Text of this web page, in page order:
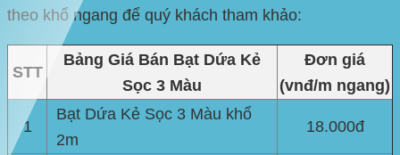
theo khổ ngang để quý khách tham khảo:
STT
Bảng Giá Bán Bạt Dứa Kẻ
Sọc 3 Màu
Đơn giá
(vnđ/m ngang)
1
Bạt Dứa Kẻ Sọc 3 Màu khổ
2m
18.000đ